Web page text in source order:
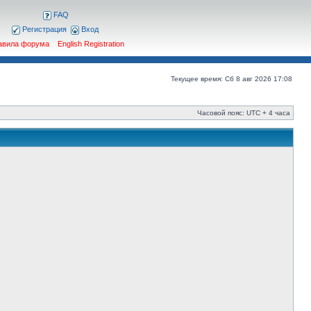
FAQ
Регистрация
Вход
форума
English Registration
Текущее время: Сб 8 авг 2026 17:08
Часовой пояс: UTC + 4 часа